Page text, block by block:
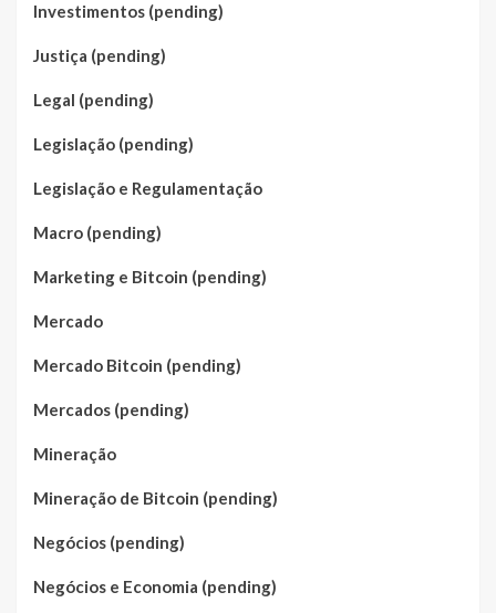
Investimentos (pending)
Justiça (pending)
Legal (pending)
Legislação (pending)
Legislação e Regulamentação
Macro (pending)
Marketing e Bitcoin (pending)
Mercado
Mercado Bitcoin (pending)
Mercados (pending)
Mineração
Mineração de Bitcoin (pending)
Negócios (pending)
Negócios e Economia (pending)